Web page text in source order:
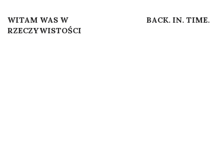
Post
navigation
WITAM WAS W
RZECZYWISTOŚCI
BACK. IN. TIME.